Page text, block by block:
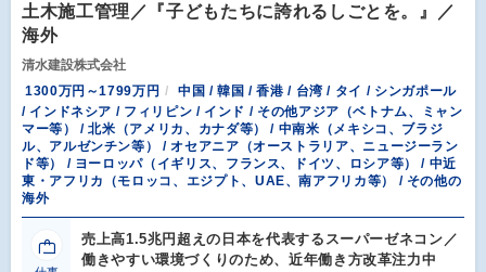
土木施工管理／『子どもたちに誇れるしごとを。』／
海外
清水建設株式会社
1300万円～1799万円
中国 / 韓国 / 香港 / 台湾 / タイ / シンガポール
/ インドネシア / フィリピン / インド / その他アジア（ベトナム、ミャン
マー等） / 北米（アメリカ、カナダ等） / 中南米（メキシコ、ブラジ
ル、アルゼンチン等） / オセアニア（オーストラリア、ニュージーラン
ド等） / ヨーロッパ（イギリス、フランス、ドイツ、ロシア等） / 中近
東・アフリカ（モロッコ、エジプト、UAE、南アフリカ等） / その他の
海外
売上高1.5兆円超えの日本を代表するスーパーゼネコン／
働きやすい環境づくりのため、近年働き方改革注力中